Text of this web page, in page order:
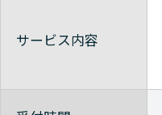
サービス内容